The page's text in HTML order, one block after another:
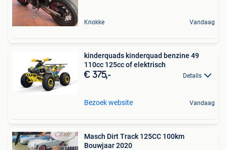
Knokke Vandaag
kinderquads kinderquad benzine 49
110cc 125cc of elektrisch
€ 375,- Details
Bezoek website Vandaag
Masch Dirt Track 125CC 100km
Bouwjaar 2020